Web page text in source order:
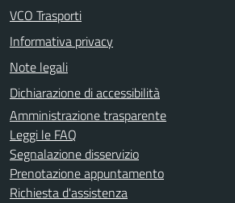
VCO Trasporti
Informativa privacy
Note legali
Dichiarazione di accessibilità
Amministrazione trasparente
Leggi le FAQ
Segnalazione disservizio
Prenotazione appuntamento
Richiesta d'assistenza